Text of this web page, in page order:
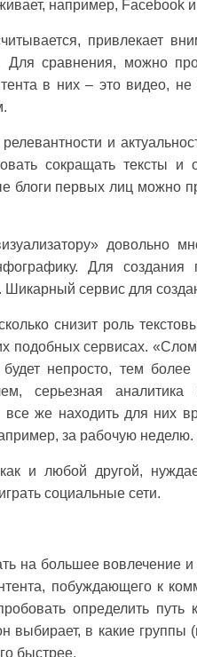
например, Facebook
привлекает
Для сравнения, можно
в них – это видео,
и
сокращать тексты
блоги первых лиц можно
довольно
Для
Шикарный сервис для
снизит роль
подобных сервисах.
непросто, тем
серьезная
все же находить для них
за рабочую неделю.
как и любой другой,
социальные сети.
на большее вовлечение
побуждающего к
определить путь
выбирает, в какие
быстрее.